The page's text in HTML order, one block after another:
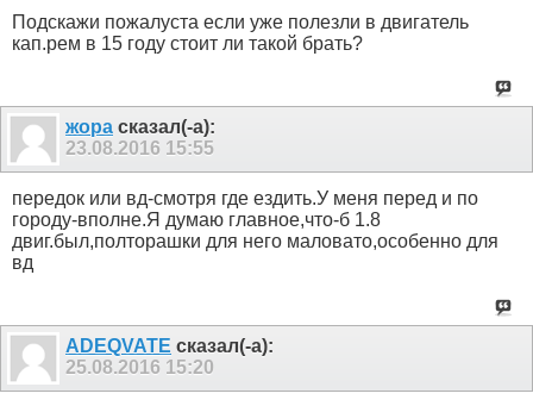
Подскажи пожалуста если уже полезли в двигатель
кап.рем в 15 году стоит ли такой брать?
жора сказал(-а):
23.08.2016 15:55
передок или вд-смотря где ездить.У меня перед и по
городу-вполне.Я думаю главное,что-б 1.8
двиг.был,полторашки для него маловато,особенно для
вд
ADEQVATE сказал(-а):
25.08.2016 15:20